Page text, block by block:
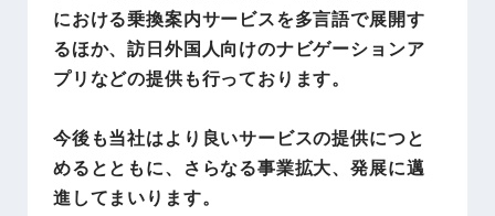
における乗換案内サービスを多言語で展開す
るほか、訪日外国人向けのナビゲーションア
プリなどの提供も行っております。
今後も当社はより良いサービスの提供につと
めるとともに、さらなる事業拡大、発展に邁
進してまいります。